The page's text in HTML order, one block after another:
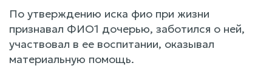
По утверждению иска фио при жизни
признавал ФИО1 дочерью, заботился о ней,
участвовал в ее воспитании, оказывал
материальную помощь.